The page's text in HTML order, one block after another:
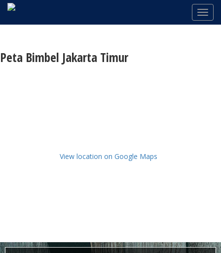
Peta Bimbel Jakarta Timur
View location on Google Maps